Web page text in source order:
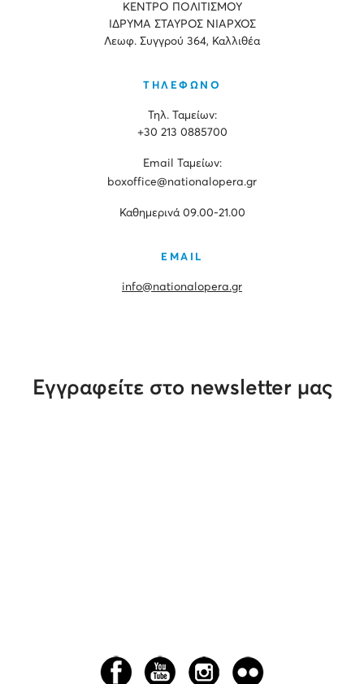
ΚΕΝΤΡΟ ΠΟΛΙΤΙΣΜΟΥ
ΙΔΡΥΜΑ ΣΤΑΥΡΟΣ ΝΙΑΡΧΟΣ
Λεωφ. Συγγρού 364, Καλλιθέα
ΤΗΛΕΦΩΝΟ
Τηλ. Ταμείων:
+30 213 0885700
Εmail Ταμείων:
boxoffice@nationalopera.gr
Καθημερινά 09.00-21.00
EMAIL
info@nationalopera.gr
Εγγραφείτε στο newsletter μας